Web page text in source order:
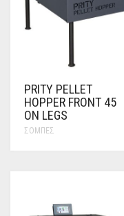
PRITY PELLET
HOPPER FRONT 45
ON LEGS
ΣΌΜΠΕΣ